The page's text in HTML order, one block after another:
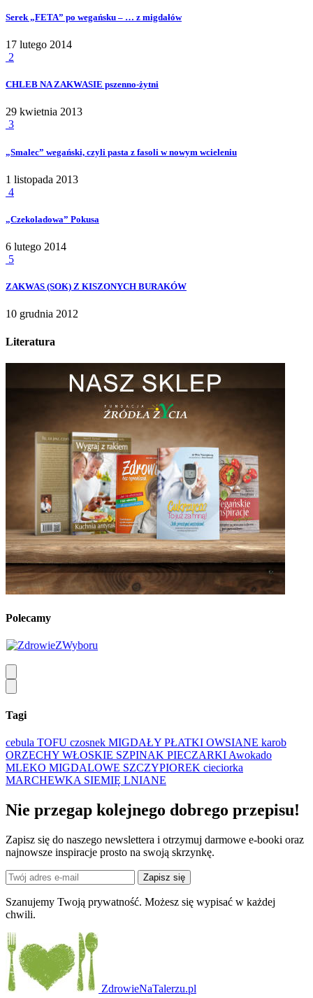
Serek „FETA” po wegańsku – … z migdałów
17 lutego 2014
2
CHLEB NA ZAKWASIE pszenno-żytni
29 kwietnia 2013
3
„Smalec” wegański, czyli pasta z fasoli w nowym wcieleniu
1 listopada 2013
4
„Czekoladowa” Pokusa
6 lutego 2014
5
ZAKWAS (SOK) Z KISZONYCH BURAKÓW
10 grudnia 2012
Literatura
Polecamy
Tagi
cebula TOFU czosnek MIGDAŁY PŁATKI OWSIANE karob
ORZECHY WŁOSKIE SZPINAK PIECZARKI Awokado
MLEKO MIGDALOWE SZCZYPIOREK cieciorka
MARCHEWKA SIEMIĘ LNIANE
Nie przegap kolejnego dobrego przepisu!
Zapisz się do naszego newslettera i otrzymuj darmowe e-booki oraz
najnowsze inspiracje prosto na swoją skrzynkę.
Zapisz się
Szanujemy Twoją prywatność. Możesz się wypisać w każdej
chwili.
ZdrowieNaTalerzu.pl